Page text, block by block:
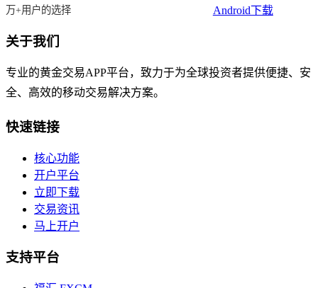
万+用户的选择
Android下载
关于我们
专业的黄金交易APP平台，致力于为全球投资者提供便捷、安
全、高效的移动交易解决方案。
快速链接
核心功能
开户平台
立即下载
交易资讯
马上开户
支持平台